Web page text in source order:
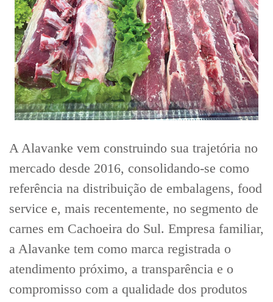
A Alavanke vem construindo sua trajetória no
mercado desde 2016, consolidando-se como
referência na distribuição de embalagens, food
service e, mais recentemente, no segmento de
carnes em Cachoeira do Sul. Empresa familiar,
a Alavanke tem como marca registrada o
atendimento próximo, a transparência e o
compromisso com a qualidade dos produtos